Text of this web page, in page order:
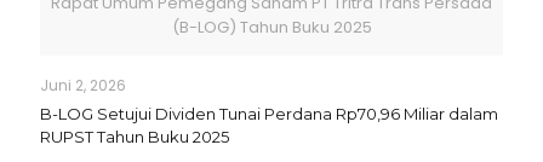
(B-LOG) Tahun Buku 2025
Juni 2, 2026
B-LOG Setujui Dividen Tunai Perdana Rp70,96 Miliar dalam
RUPST Tahun Buku 2025